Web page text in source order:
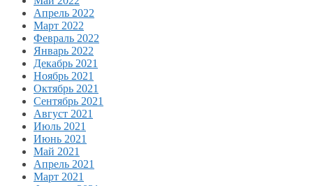
Апрель 2022
Март 2022
Февраль 2022
Январь 2022
Декабрь 2021
Ноябрь 2021
Октябрь 2021
Сентябрь 2021
Август 2021
Июль 2021
Июнь 2021
Май 2021
Апрель 2021
Март 2021